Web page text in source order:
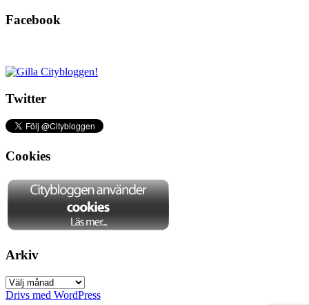
Facebook
Twitter
Cookies
Arkiv
Arkiv
Drivs med WordPress